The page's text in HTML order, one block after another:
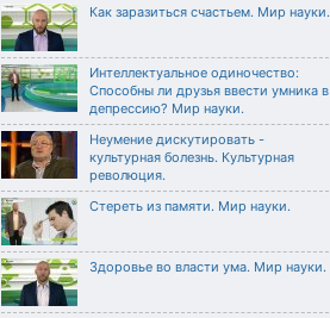
Как заразиться счастьем. Мир науки.
Интеллектуальное одиночество:
Способны ли друзья ввести умника в
депрессию? Мир науки.
Неумение дискутировать -
культурная болезнь. Культурная
революция.
Стереть из памяти. Мир науки.
Здоровье во власти ума. Мир науки.